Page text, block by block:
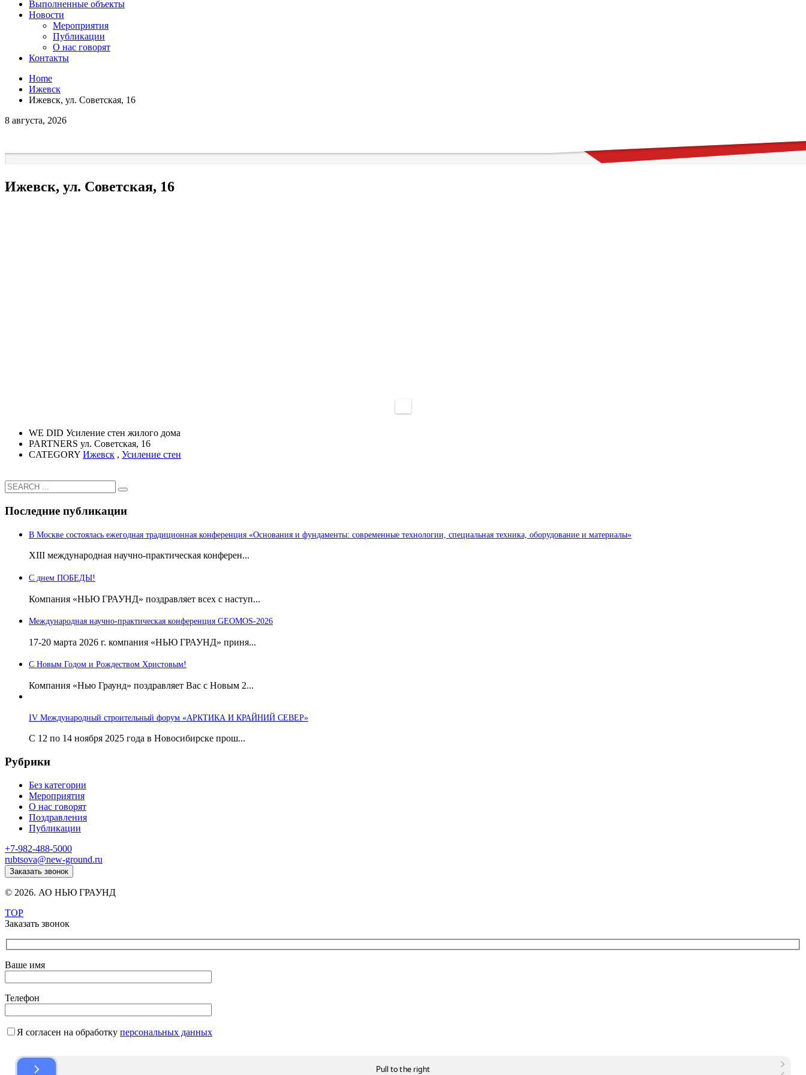
Выполненные объекты
Новости
Мероприятия
Публикации
О нас говорят
Контакты
Home
Ижевск
Ижевск, ул. Советская, 16
8 августа, 2026
Ижевск, ул. Советская, 16
WE DID Усиление стен жилого дома
PARTNERS ул. Советская, 16
CATEGORY Ижевск , Усиление стен
Последние публикации
В Москве состоялась ежегодная традиционная конференция «Основания и фундаменты: современные технологии, специальная техника, оборудование и материалы»
ХIII международная научно-практическая конферен...
С днем ПОБЕДЫ!
Компания «НЬЮ ГРАУНД» поздравляет всех с наступ...
Международная научно-практическая конференция GEOMOS-2026
17-20 марта 2026 г. компания «НЬЮ ГРАУНД» приня...
С Новым Годом и Рождеством Христовым!
Компания «Нью Граунд» поздравляет Вас с Новым 2...
IV Международный строительный форум «АРКТИКА И КРАЙНИЙ СЕВЕР»
С 12 по 14 ноября 2025 года в Новосибирске прош...
Рубрики
Без категории
Мероприятия
О нас говорят
Поздравления
Публикации
+7-982-488-5000
rubtsova@new-ground.ru
Заказать звонок
© 2026. АО НЬЮ ГРАУНД
TOP
Заказать звонок
Ваше имя
Телефон
Я согласен на обработку персональных данных